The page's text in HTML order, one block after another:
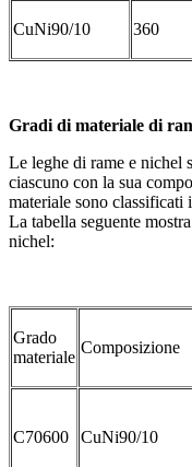
CuNi90/10 360
Gradi di materiale di
Le leghe di rame e nichel
ciascuno con la sua
materiale sono classificati
La tabella seguente
nichel:
Grado
materiale
Composizione
C70600 CuNi90/10